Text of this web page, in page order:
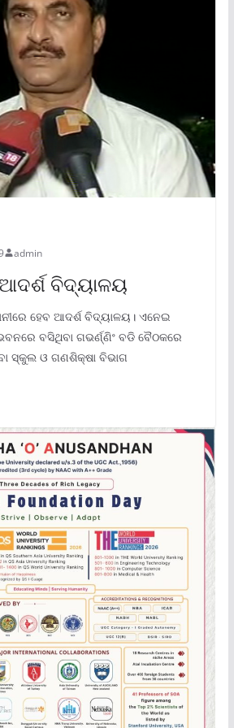
admin
ଆଦର୍ଶ ବିଦ୍ୟାଳୟ
ହେବ ଆଦର୍ଶ ବିଦ୍ୟାଳୟ। ଏନେଇ
ବସିଥିବା ଗଭର୍ଣ୍ଣିଂ ବଡି ବୈଠକରେ
ସ୍କୁଲ ଓ ଗଣଶିକ୍ଷା ବିଭାଗ